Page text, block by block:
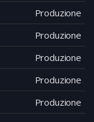
Produzione
Produzione
Produzione
Produzione
Produzione